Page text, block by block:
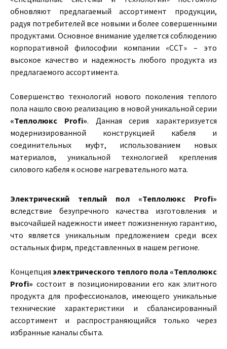
обновляют предлагаемый ассортимент продукции,
радуя потребителей все новыми и более совершенными
продуктами. Основное внимание уделяется соблюдению
корпоративной философии компании «ССТ» – это
высокое качество и надежность любого продукта из
предлагаемого ассортимента.
Совершенство технологий нового поколения теплого
пола нашло свою реализацию в новой уникальной серии
«Теплолюкс Profi». Данная серия характеризуется
модернизированной конструкцией кабеля и
соединительных муфт, использованием новых
материалов, уникальной технологией крепления
силового кабеля к основе нагревательного мата.
Электрический теплый пол «Теплолюкс Profi»
вследствие безупречного качества изготовления и
высочайшей надежности имеет пожизненную гарантию,
что является уникальным предложением среди всех
остальных фирм, представленных в нашем регионе.
Концепция электрического теплого пола «Теплолюкс
Profi» состоит в позиционировании его как элитного
продукта для профессионалов, имеющего уникальные
технические характеристики и сбалансированный
ассортимент и распространяющийся только через
избранные каналы сбыта.